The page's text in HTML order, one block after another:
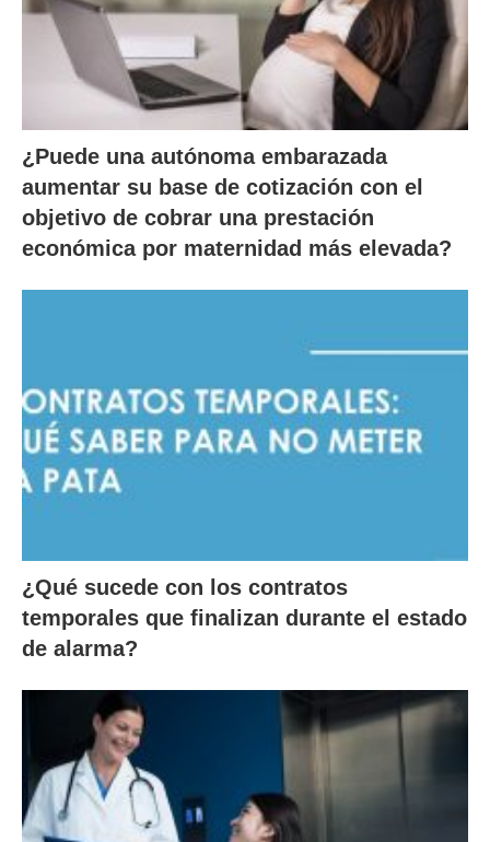
¿Puede una autónoma embarazada
aumentar su base de cotización con el
objetivo de cobrar una prestación
económica por maternidad más elevada?
¿Qué sucede con los contratos
temporales que finalizan durante el estado
de alarma?